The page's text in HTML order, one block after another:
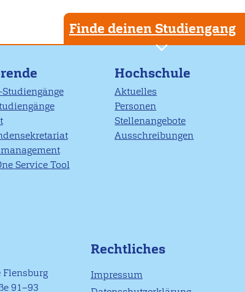
Finde deinen Studiengang
Service Tool
Hochschule
Aktuelles
Personen
Stellenangebote
Ausschreibungen
91–93
Rechtliches
Impressum